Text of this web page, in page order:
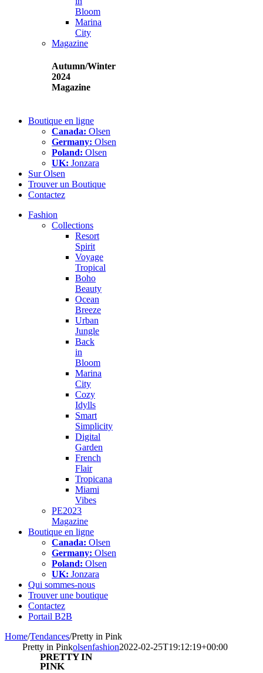
Bloom
Marina
City
Magazine
Autumn/Winter
2024
Magazine
Boutique en ligne
Canada: Olsen
Germany: Olsen
Poland: Olsen
UK: Jonzara
Sur Olsen
Trouver un Boutique
Contactez
Fashion
Collections
Resort
Spirit
Voyage
Tropical
Boho
Beauty
Ocean
Breeze
Urban
Jungle
Back
in
Bloom
Marina
City
Cozy
Idylls
Smart
Simplicity
Digital
Garden
French
Flair
Tropicana
Miami
Vibes
PE2023
Magazine
Boutique en ligne
Canada: Olsen
Germany: Olsen
Poland: Olsen
UK: Jonzara
Qui sommes-nous
Trouver une boutique
Contactez
Portail B2B
Home/Tendances/Pretty in Pink
Pretty in Pinkolsenfashion2022-02-25T19:12:19+00:00
PRETTY IN
PINK